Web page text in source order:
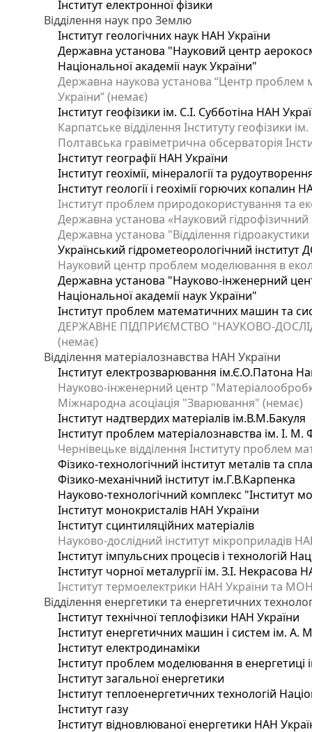
Інститут електронної фізики
Відділення наук про Землю
Інститут геологічних наук НАН України
Державна установа "Науковий центр
Національної академії наук України"
Державна наукова установа “Центр проблем
України” (немає)
Інститут геофізики ім. С.І. Субботіна НАН
Карпатське відділення Інституту геофізики
Полтавська гравіметрична обсерваторія
Інститут географії НАН України
Інститут геохімії, мінералогії та
Інститут геології і геохімії горючих копалин
Інститут проблем природокористування та
Державна установа «Науковий гідрофізичний
Державна установа "Відділення
Український гідрометеорологічний
Науковий центр проблем моделювання в
Державна установа "Науково-інженерний
Національної академії наук України"
Інститут проблем математичних машин та
ДЕРЖАВНЕ ПІДПРИЄМСТВО "НАУКОВО-
(немає)
Відділення матеріалознавства НАН України
Інститут електрозварювання ім.Є.О.Патона
Науково-інженерний центр
Міжнародна асоціація "Зварювання" (немає)
Інститут надтвердих матеріалів ім.В.М.Бакуля
Інститут проблем матеріалознавства ім. І.
Чернівецьке відділення Інституту проблем
Фізико-технологічний інститут металів та
Фізико-механічний інститут ім.Г.В.Карпенка
Науково-технологічний комплекс "Інститут
Інститут монокристалів НАН України
Інститут сцинтиляційних матеріалів
Науково-дослідний інститут мікроприладів
Інститут імпульсних процесів і технологій
Інститут чорної металургії ім. З.І. Некрасова
Інститут термоелектрики НАН України та
Відділення енергетики та енергетичних
Інститут технічної теплофізики НАН України
Інститут енергетичних машин і систем ім. А.
Інститут електродинаміки
Інститут проблем моделювання в енергетиці
Інститут загальної енергетики
Інститут теплоенергетичних технологій
Інститут газу
Інститут відновлюваної енергетики НАН